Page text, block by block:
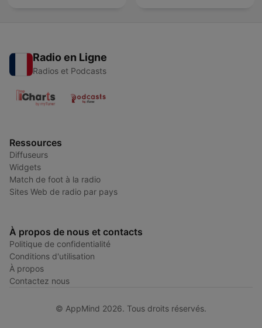
Radio en Ligne
Radios et Podcasts
Ressources
Diffuseurs
Widgets
Match de foot à la radio
Sites Web de radio par pays
À propos de nous et contacts
Politique de confidentialité
Conditions d'utilisation
À propos
Contactez nous
© AppMind 2026. Tous droits réservés.